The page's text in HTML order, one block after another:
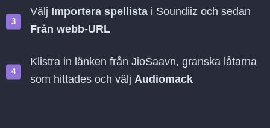
Välj Importera spellista i Soundiiz och sedan
Från webb-URL
Klistra in länken från JioSaavn, granska låtarna
som hittades och välj Audiomack